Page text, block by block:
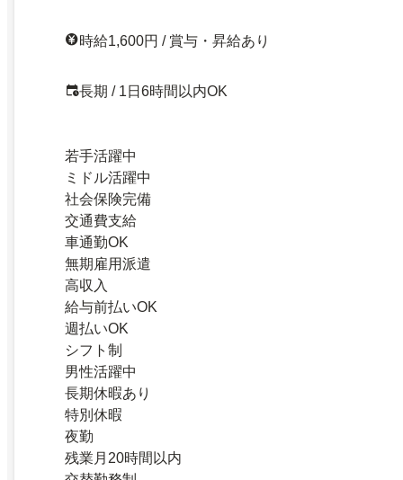
時給1,600円 / 賞与・昇給あり
長期 / 1日6時間以内OK
若手活躍中
ミドル活躍中
社会保険完備
交通費支給
車通勤OK
無期雇用派遣
高収入
給与前払いOK
週払いOK
シフト制
男性活躍中
長期休暇あり
特別休暇
夜勤
残業月20時間以内